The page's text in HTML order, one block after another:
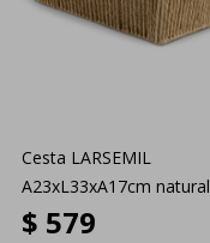
Cesta LARSEMIL
A23xL33xA17cm natural
$ 579